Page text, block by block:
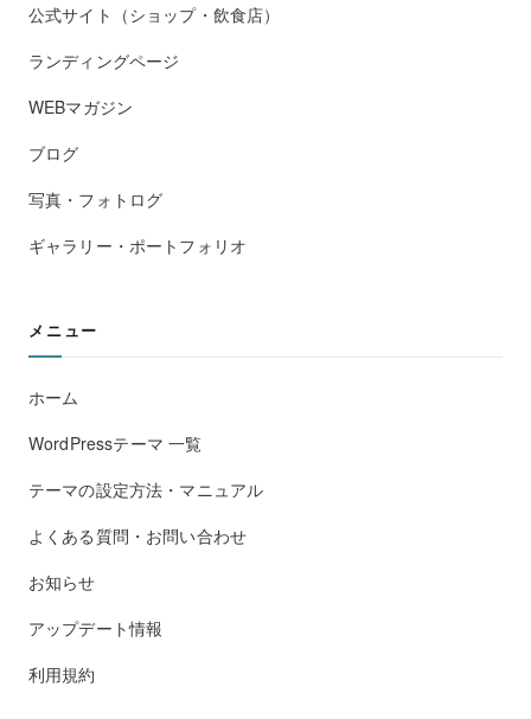
公式サイト（ショップ・飲食店）
ランディングページ
WEBマガジン
ブログ
写真・フォトログ
ギャラリー・ポートフォリオ
メニュー
ホーム
WordPressテーマ 一覧
テーマの設定方法・マニュアル
よくある質問・お問い合わせ
お知らせ
アップデート情報
利用規約